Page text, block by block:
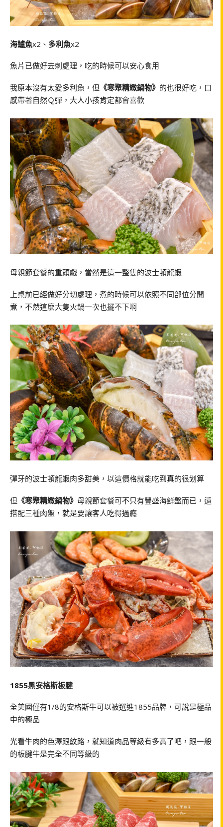
海鱸魚x2、 多利魚x2
魚片已做好去刺處理，吃的時候可以安心食用
我原本沒有太愛多利魚，但 《寒聚精緻鍋物》 的也很好吃，口
感帶著自然Ｑ彈，大人小孩肯定都會喜歡
母親節套餐的重頭戲，當然是這一整隻的波士頓龍蝦
上桌前已經做好分切處理，煮的時候可以依照不同部位分開
煮，不然這麼大隻火鍋一次也擺不下啊
彈牙的波士頓龍蝦肉多甜美，以這價格就能吃到真的很划算
但 《寒聚精緻鍋物》 母親節套餐可不只有豐盛海鮮盤而已，還
搭配三種肉盤，就是要讓客人吃得過癮
1855黑安格斯板腱
全美國僅有1/8的安格斯牛可以被選進1855品牌，可說是極品
中的極品
光看牛肉的色澤跟紋路，就知道肉品等級有多高了吧，跟一般
的板腱牛是完全不同等級的